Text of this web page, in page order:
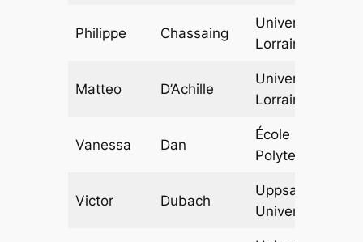
Philippe Chassaing
Université de
Lorraine
Matteo D’Achille
Université de
Lorraine
Vanessa Dan
École
Polytechnique
Victor Dubach
Uppsala
University